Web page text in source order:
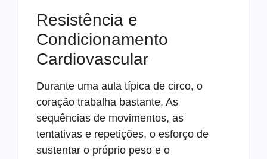
Resistência e
Condicionamento
Cardiovascular
Durante uma aula típica de circo, o
coração trabalha bastante. As
sequências de movimentos, as
tentativas e repetições, o esforço de
sustentar o próprio peso e o